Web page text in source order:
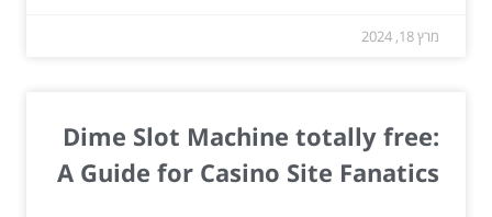
מרץ 18, 2024
Dime Slot Machine totally free:
A Guide for Casino Site Fanatics